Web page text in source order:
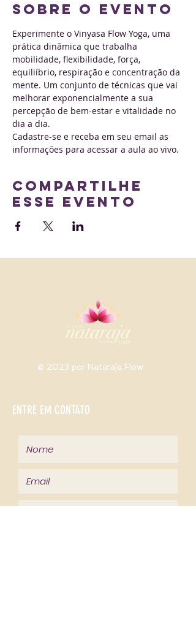
Sobre o evento
Experimente o Vinyasa Flow Yoga, uma
prática dinãmica que trabalha
mobilidade, flexibilidade, força,
equiliíbrio, respiração e concentração da
mente. Um conjunto de técnicas que vai
melhorar exponencialmente a sua
percepção de bem-estar e vitalidade no
dia a dia.
Cadastre-se e receba em seu email as
informações para acessar a aula ao vivo.
Compartilhe
esse evento
© 2023 por Nataraja Flow
ENTRE EM CONTATO